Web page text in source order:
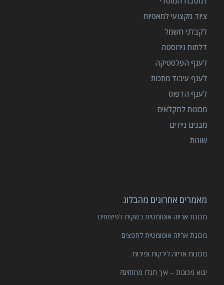
ציוד מקצועי למאפיות
לקבלני חשמל
דלתות נירוסטה
לענף הפלסטיקה
לענף עיבוד מתכות
לענף הדפוס
מכונות לחקלאים
מבנים ניידים
שונות
מאמרים אחרונים מהבלוג
מכונת אריזה אוטומטית בשקית לפיצוחים
מכונת אריזה אוטומטית לחפצים
מכונות אריזה לירקות ופירות
יבוא מכונות – איך תגלו מתחזים?